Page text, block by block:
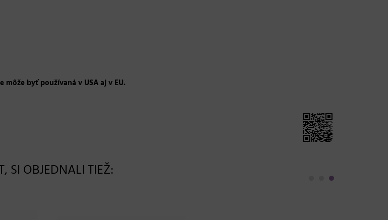
môže byť používaná v USA aj v EU.
SI OBJEDNALI TIEŽ: